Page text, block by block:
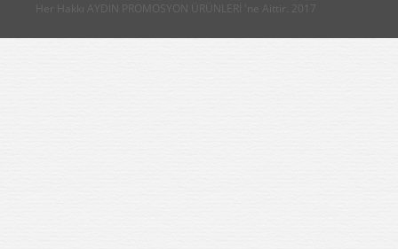
Her Hakkı AYDIN PROMOSYON ÜRÜNLERİ 'ne Aittir. 2017